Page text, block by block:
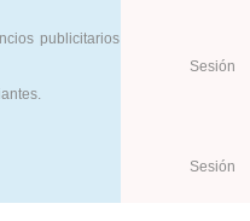
publicitarios
Sesión
Sesión